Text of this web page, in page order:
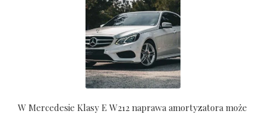
W Mercedesie Klasy E W212 naprawa amortyzatora może